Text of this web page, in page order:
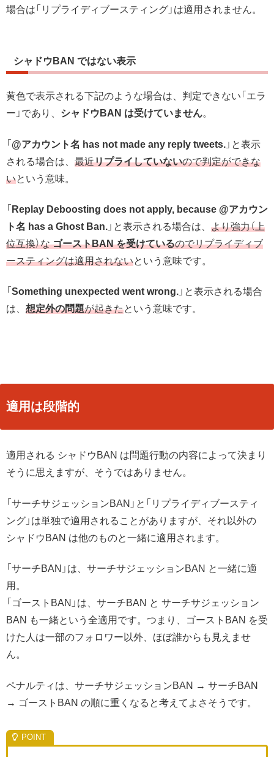
場合は「リプライディブースティング」は適用されません。
シャドウBAN ではない表示
黄色で表示される下記のような場合は、判定できない「エラ
ー」であり、 シャドウBAN は受けていません。
「 @アカウント名 has not made any reply tweets. 」と表示
される場合は、 最近リプライしていないので判定ができな
いという意味。
「 Replay Deboosting does not apply, because @アカウン
ト名 has a Ghost Ban. 」と表示される場合は、 より強力（上
位互換）なゴーストBAN を受けているのでリプライディブ
ースティングは適用されないという意味です。
「 Something unexpected went wrong. 」と表示される場合
は、 想定外の問題が起きたという意味です。
適用は段階的
適用される シャドウBAN は問題行動の内容によって決まり
そうに思えますが、そうではありません。
「サーチサジェッションBAN」と「リプライディブースティ
ング」は単独で適用されることがありますが、それ以外の
シャドウBAN は他のものと一緒に適用されます。
「サーチBAN」は、サーチサジェッションBAN と一緒に適
用。
「ゴーストBAN」は、サーチBAN と サーチサジェッション
BAN も一緒という全適用です。つまり、ゴーストBAN を受
けた人は一部のフォロワー以外、ほぼ誰からも見えませ
ん。
ペナルティは、サーチサジェッションBAN → サーチBAN
→ ゴーストBAN の順に重くなると考えてよさそうです。